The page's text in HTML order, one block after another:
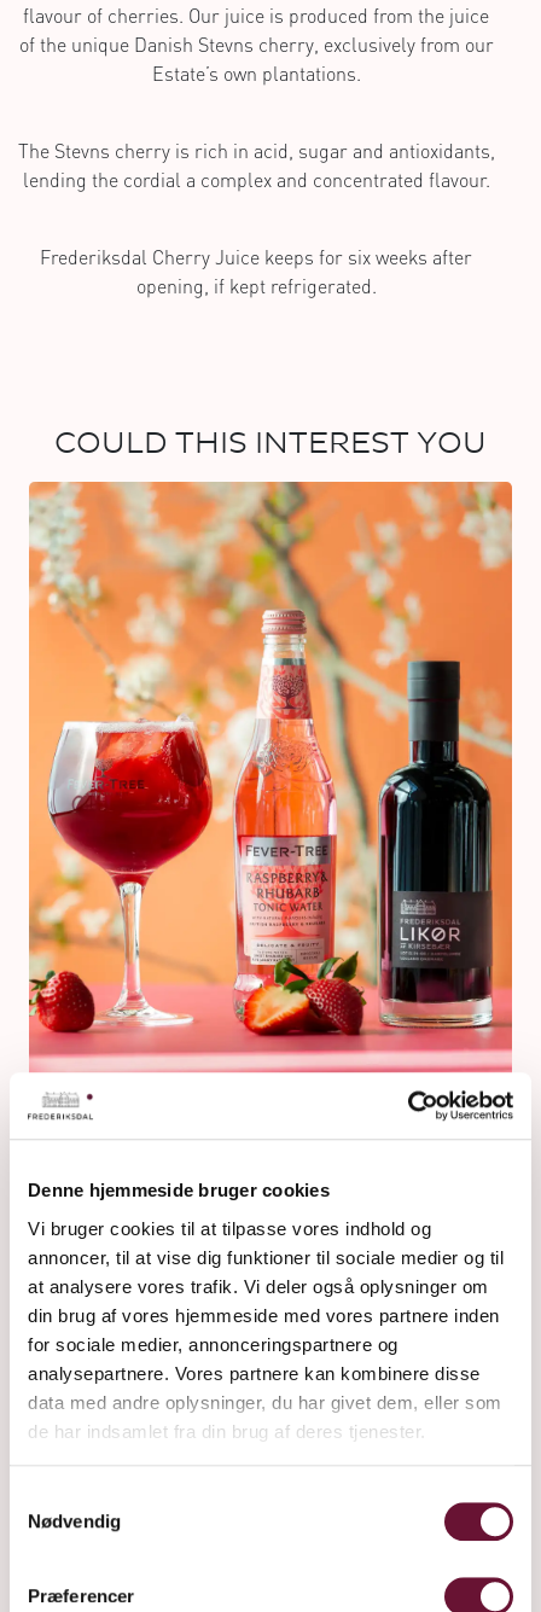
Denne hjemmeside bruger cookies
Vi bruger cookies til at tilpasse vores indhold og
annoncer, til at vise dig funktioner til sociale medier og til
at analysere vores trafik. Vi deler også oplysninger om
din brug af vores hjemmeside med vores partnere inden
for sociale medier, annonceringspartnere og
analysepartnere. Vores partnere kan kombinere disse
data med andre oplysninger, du har givet dem, eller som
de har indsamlet fra din brug af deres tjenester.
Nødvendig
Præferencer
flavour of cherries. Our juice is produced from the juice
of the unique Danish Stevns cherry, exclusively from our
Estate’s own plantations.
The Stevns cherry is rich in acid, sugar and antioxidants,
lending the cordial a complex and concentrated flavour.
Frederiksdal Cherry Juice keeps for six weeks after
opening, if kept refrigerated.
COULD THIS INTEREST YOU